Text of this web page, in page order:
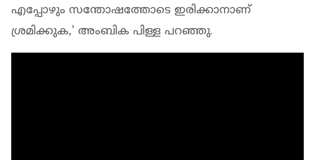
എപ്പോഴും സന്തോഷത്തോടെ ഇരിക്കാനാണ്
ശ്രമിക്കുക,' അംബിക പിള്ള പറഞ്ഞു.